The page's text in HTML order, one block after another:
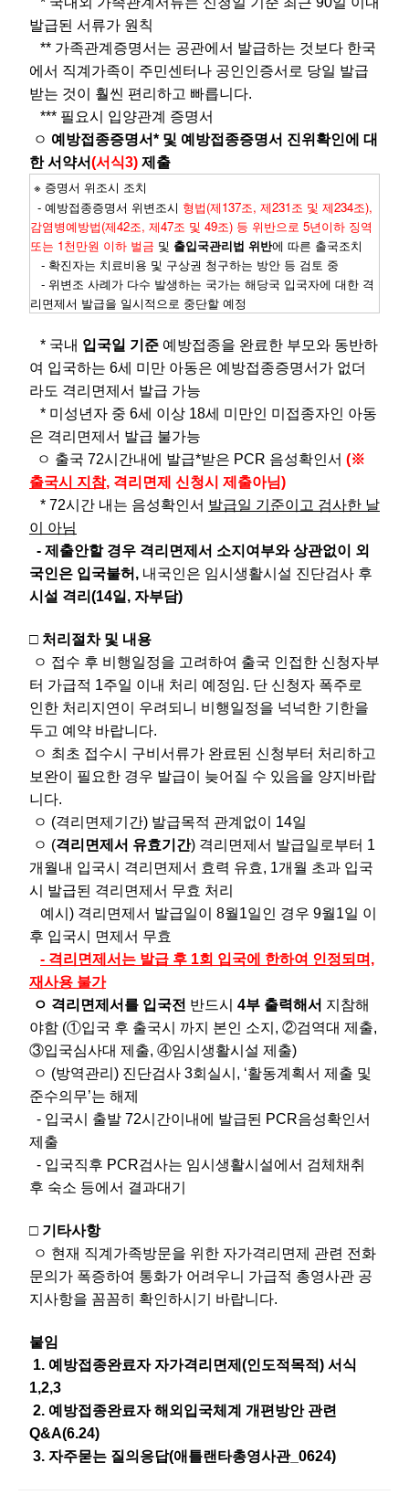
발급된 서류가 원칙
** 가족관계증명서는 공관에서 발급하는 것보다 한국
에서 직계가족이 주민센터나 공인인증서로 당일 발급
받는 것이 훨씬 편리하고 빠릅니다.
*** 필요시 입양관계 증명서
ㅇ 예방접종증명서* 및 예방접종증명서 진위확인에 대
한 서약서(서식3) 제출
※ 증명서 위조시 조치
- 예방접종증명서 위변조시 형법(제137조, 제231조 및 제234조),
감염병예방법(제42조, 제47조 및 49조) 등 위반으로 5년이하 징역
또는 1천만원 이하 벌금 및 출입국관리법 위반에 따른 출국조치
- 확진자는 치료비용 및 구상권 청구하는 방안 등 검토 중
- 위변조 사례가 다수 발생하는 국가는 해당국 입국자에 대한 격
리면제서 발급을 일시적으로 중단할 예정
* 국내 입국일 기준 예방접종을 완료한 부모와 동반하
여 입국하는 6세 미만 아동은 예방접종증명서가 없더
라도 격리면제서 발급 가능
* 미성년자 중 6세 이상 18세 미만인 미접종자인 아동
은 격리면제서 발급 불가능
ㅇ 출국 72시간내에 발급*받은 PCR 음성확인서 (※
출국시 지참, 격리면제 신청시 제출아님)
* 72시간 내는 음성확인서 발급일 기준이고 검사한 날
이 아님
- 제출안할 경우 격리면제서 소지여부와 상관없이 외
국인은 입국불허, 내국인은 임시생활시설 진단검사 후
시설 격리(14일, 자부담)
□ 처리절차 및 내용
ㅇ 접수 후 비행일정을 고려하여 출국 인접한 신청자부
터 가급적 1주일 이내 처리 예정임. 단 신청자 폭주로
인한 처리지연이 우려되니 비행일정을 넉넉한 기한을
두고 예약 바랍니다.
ㅇ 최초 접수시 구비서류가 완료된 신청부터 처리하고
보완이 필요한 경우 발급이 늦어질 수 있음을 양지바랍
니다.
ㅇ (격리면제기간) 발급목적 관계없이 14일
ㅇ (격리면제서 유효기간) 격리면제서 발급일로부터 1
개월내 입국시 격리면제서 효력 유효, 1개월 초과 입국
시 발급된 격리면제서 무효 처리
예시) 격리면제서 발급일이 8월1일인 경우 9월1일 이
후 입국시 면제서 무효
- 격리면제서는 발급 후 1회 입국에 한하여 인정되며,
재사용 불가​
ㅇ 격리면제서를 입국전 반드시 4부 출력해서 지참해
야함 (①입국 후 출국시 까지 본인 소지, ②검역대 제출,
③입국심사대 제출, ④임시생활시설 제출)
ㅇ (방역관리) 진단검사 3회실시, ‘활동계획서 제출 및
준수의무’는 해제
- 입국시 출발 72시간이내에 발급된 PCR음성확인서
제출
- 입국직후 PCR검사는 임시생활시설에서 검체채취
후 숙소 등에서 결과대기
□ 기타사항
ㅇ 현재 직계가족방문을 위한 자가격리면제 관련 전화
문의가 폭증하여 통화가 어려우니 가급적 총영사관 공
지사항을 꼼꼼히 확인하시기 바랍니다.
붙임
1. 예방접종완료자 자가격리면제(인도적목적) 서식
1,2,3
2. ​ 예방접종완료자 해외입국체계 개편방안 관련
Q&A(6.24)
3. 자주묻는 질의응답(애틀랜타총영사관_0624)